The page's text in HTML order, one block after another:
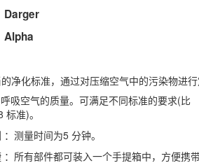
Darger
Alpha
净化标准，通过对压缩空气中的污染物进
吸空气的质量。可满足不同标准的要求(比
准)。
测量时间为5 分钟。
所有部件都可装入一个手提箱中，方便携